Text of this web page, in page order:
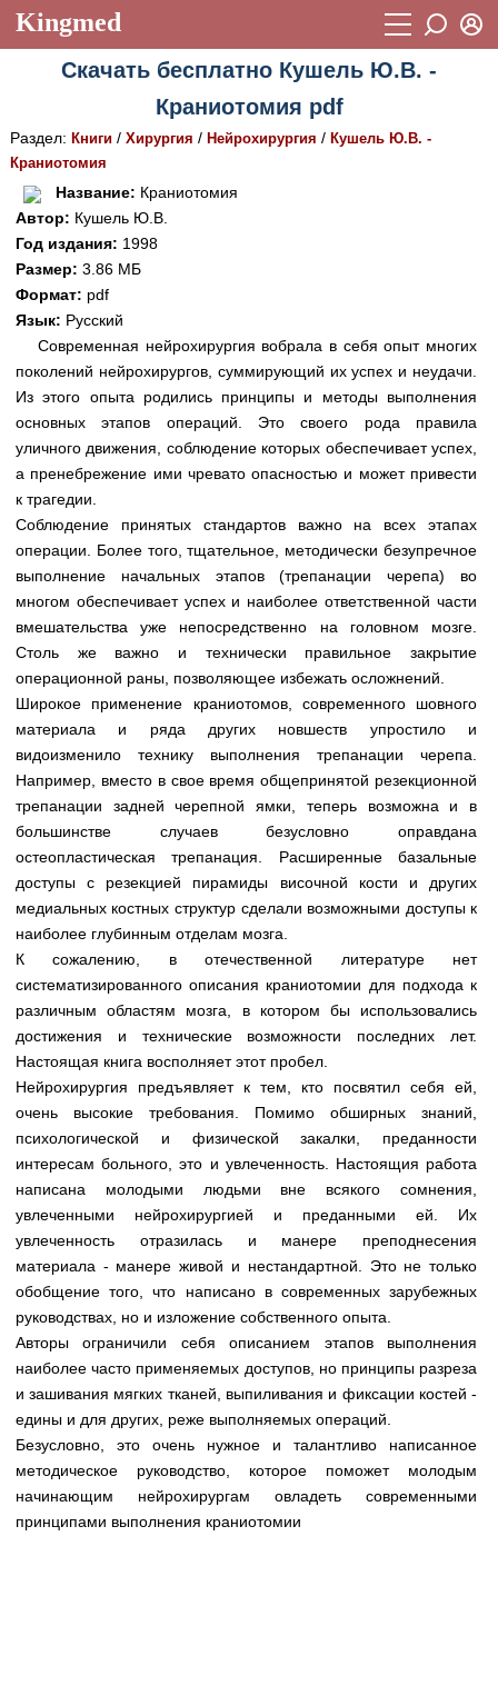
Kingmed
Учебный материал
899
Фотогалерея
Истории болезней
Лекции и презентации
Аккредитационные тесты
Методические рекомендации 1050
Научно-популярное
Статьи
Новости
Медицинская стандартизация
Нормативы экстренной и неотложной помощи
Нормы лабораторных и инструментальных
Обратная связь
Добавить материал
FAQ
Пароль
Восстановить пароль
Регистрация
Скачать бесплатно Кушель Ю.В. -
Краниотомия pdf
Раздел: Книги/ Хирургия / Нейрохирургия / Кушель Ю.В. -
Краниотомия
Название: Краниотомия
Автор: Кушель Ю.В.
Год издания: 1998
Размер: 3.86 МБ
Формат: pdf
Язык: Русский
Современная нейрохирургия вобрала в себя опыт многих
поколений нейрохирургов, суммирующий их успех и неудачи.
Из этого опыта родились принципы и методы выполнения
основных этапов операций. Это своего рода правила
уличного движения, соблюдение которых обеспечивает успех,
а пренебрежение ими чревато опасностью и может привести
к трагедии.
Соблюдение принятых стандартов важно на всех этапах
операции. Более того, тщательное, методически безупречное
выполнение начальных этапов (трепанации черепа) во
многом обеспечивает успех и наиболее ответственной части
вмешательства уже непосредственно на головном мозге.
Столь же важно и технически правильное закрытие
операционной раны, позволяющее избежать осложнений.
Широкое применение краниотомов, современного шовного
материала и ряда других новшеств упростило и
видоизменило технику выполнения трепанации черепа.
Например, вместо в свое время общепринятой резекционной
трепанации задней черепной ямки, теперь возможна и в
большинстве случаев безусловно оправдана
остеопластическая трепанация. Расширенные базальные
доступы с резекцией пирамиды височной кости и других
медиальных костных структур сделали возможными доступы к
наиболее глубинным отделам мозга.
К сожалению, в отечественной литературе нет
систематизированного описания краниотомии для подхода к
различным областям мозга, в котором бы использовались
достижения и технические возможности последних лет.
Настоящая книга восполняет этот пробел.
Нейрохирургия предъявляет к тем, кто посвятил себя ей,
очень высокие требования. Помимо обширных знаний,
психологической и физической закалки, преданности
интересам больного, это и увлеченность. Настоящия работа
написана молодыми людьми вне всякого сомнения,
увлеченными нейрохирургией и преданными ей. Их
увлеченность отразилась и манере преподнесения
материала - манере живой и нестандартной. Это не только
обобщение того, что написано в современных зарубежных
руководствах, но и изложение собственного опыта.
Авторы ограничили себя описанием этапов выполнения
наиболее часто применяемых доступов, но принципы разреза
и зашивания мягких тканей, выпиливания и фиксации костей -
едины и для других, реже выполняемых операций.
Безусловно, это очень нужное и талантливо написанное
методическое руководство, которое поможет молодым
начинающим нейрохирургам овладеть современными
принципами выполнения краниотомии